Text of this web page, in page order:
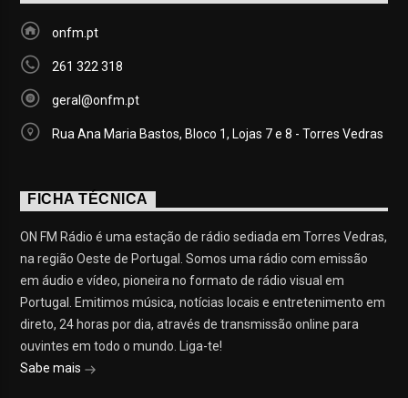
onfm.pt
261 322 318
geral@onfm.pt
Rua Ana Maria Bastos, Bloco 1, Lojas 7 e 8 - Torres Vedras
FICHA TÉCNICA
ON FM Rádio é uma estação de rádio sediada em Torres Vedras,
na região Oeste de Portugal. Somos uma rádio com emissão
em áudio e vídeo, pioneira no formato de rádio visual em
Portugal. Emitimos música, notícias locais e entretenimento em
direto, 24 horas por dia, através de transmissão online para
ouvintes em todo o mundo. Liga-te!
Sabe mais